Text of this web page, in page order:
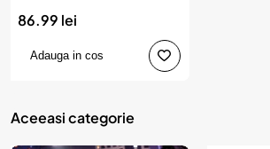
86.99 lei
Adauga in cos
Aceeasi categorie